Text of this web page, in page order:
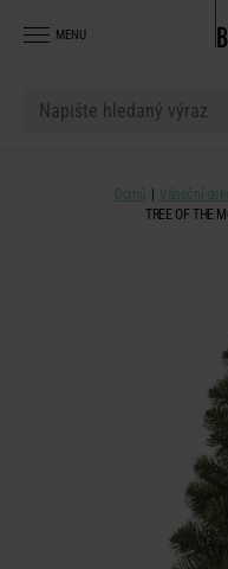
MENU
Domů Vánoční
TREE OF THE